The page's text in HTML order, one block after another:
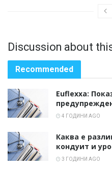
Discussion about
Recommended
Euflexxa:
4 ГОДИНИ AGO
Каква е
кондуит и
3 ГОДИНИ AGO